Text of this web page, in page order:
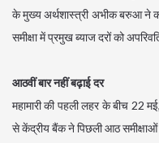
के मुख्य अर्थशास्त्री अभीक बरुआ ने
समीक्षा में प्रमुख ब्याज दरों को
आठवीं बार नहीं बढ़ाई दर
महामारी की पहली लहर के बीच 22
से केंद्रीय बैंक ने पिछली आठ समीक्षाओं